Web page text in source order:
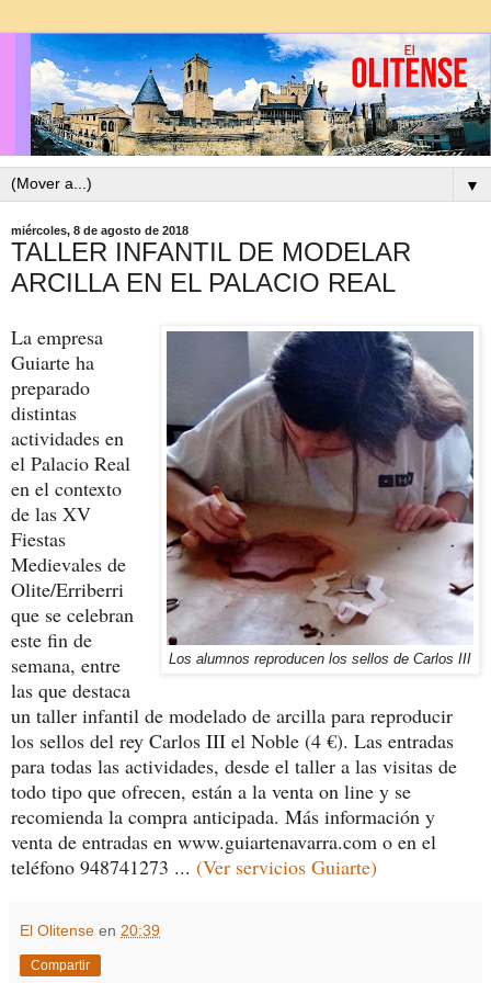
▼
miércoles, 8 de agosto de 2018
TALLER INFANTIL DE MODELAR
ARCILLA EN EL PALACIO REAL
Los alumnos reproducen los sellos de Carlos III
La empresa
Guiarte ha
preparado
distintas
actividades en
el Palacio Real
en el contexto
de las XV
Fiestas
Medievales de
Olite/Erriberri
que se celebran
este fin de
semana, entre
las que destaca
un taller infantil de modelado de arcilla para reproducir
los sellos del rey Carlos III el Noble (4 €). Las entradas
para todas las actividades, desde el taller a las visitas de
todo tipo que ofrecen, están a la venta on line y se
recomienda la compra anticipada. Más información y
venta de entradas en www.guiartenavarra.com o en el
teléfono 948741273 ... (Ver servicios Guiarte)
El Olitense en 20:39
Compartir